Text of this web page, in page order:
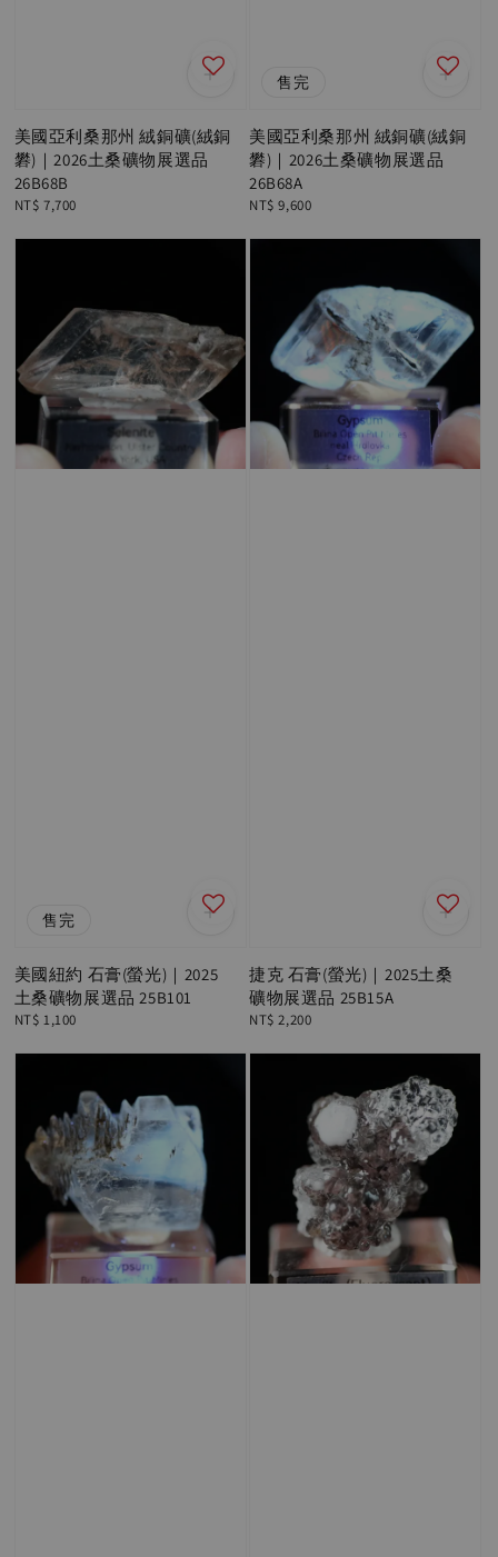
美國亞利桑那州 絨銅礦(絨銅
礬)｜2026土桑礦物展選品
26B68B
Regular
NT$ 7,700
售完
美國亞利桑那州 絨銅礦(絨銅
礬)｜2026土桑礦物展選品
26B68A
Regular
NT$ 9,600
售完
美國紐約 石膏(螢光)｜2025
土桑礦物展選品 25B101
Regular
NT$ 1,100
捷克 石膏(螢光)｜2025土桑
礦物展選品 25B15A
Regular
NT$ 2,200